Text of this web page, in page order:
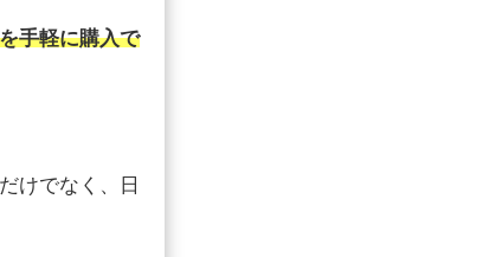
手軽に購入で
けでなく、日